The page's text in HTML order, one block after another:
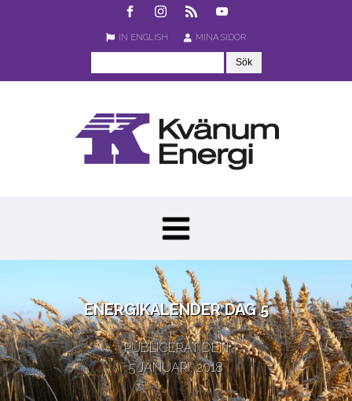
IN ENGLISH MINA SIDOR
ENERGIKALENDER DAG 5
PUBLICERAT DEN
5 JANUARI, 2018